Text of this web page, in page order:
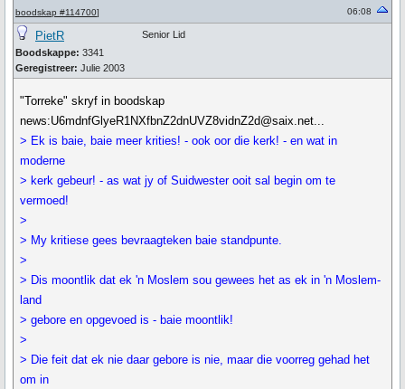
boodskap #114700]
06:08
PietR
Boodskappe: 3341
Geregistreer: Julie 2003
Senior Lid
"Torreke" skryf in boodskap
news:U6mdnfGlyeR1NXfbnZ2dnUVZ8vidnZ2d@saix.net...
> Ek is baie, baie meer krities! - ook oor die kerk! - en wat in
moderne
> kerk gebeur! - as wat jy of Suidwester ooit sal begin om te
vermoed!
>
> My kritiese gees bevraagteken baie standpunte.
>
> Dis moontlik dat ek 'n Moslem sou gewees het as ek in 'n Moslem-
land
> gebore en opgevoed is - baie moontlik!
>
> Die feit dat ek nie daar gebore is nie, maar die voorreg gehad het
om in